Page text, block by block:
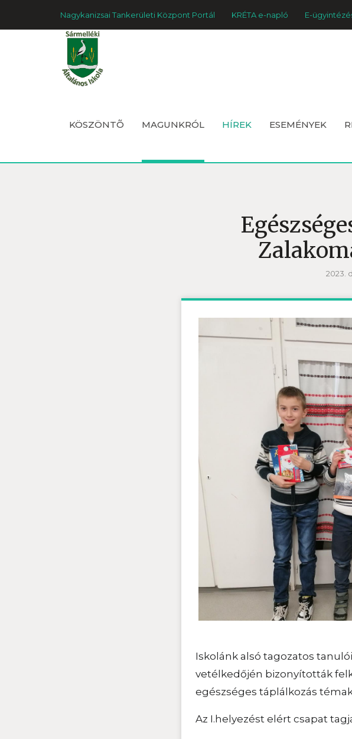
Nagykanizsai Tankerületi Központ Portál KRÉTA e-napló E-
KÖSZÖNTÕ MAGUNKRÓL HÍREK ESEMÉNYEK
2023.
Iskolánk alsó tagozatos
vetélkedőjén bizonyították
egészséges táplálkozás
Az I.helyezést elért csapat